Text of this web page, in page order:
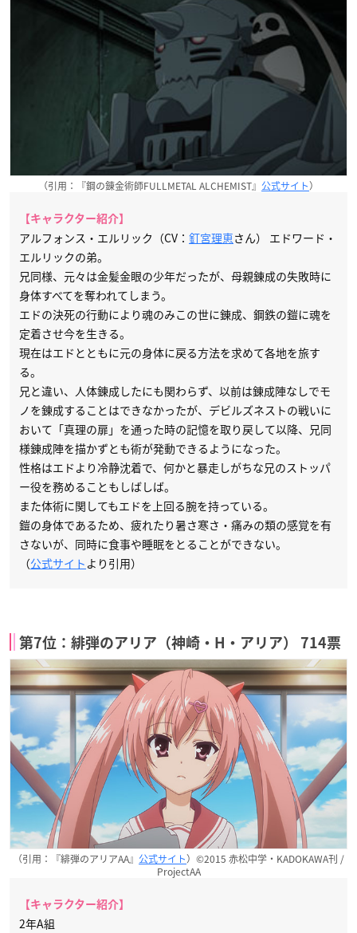
（引用：『鋼の錬金術師FULLMETAL ALCHEMIST』 公式サイト）
【キャラクター紹介】
アルフォンス・エルリック（CV： 釘宮理恵さん） エドワード・
エルリックの弟。
兄同様、元々は金髪金眼の少年だったが、母親錬成の失敗時に
身体すべてを奪われてしまう。
エドの決死の行動により魂のみこの世に錬成、鋼鉄の鎧に魂を
定着させ今を生きる。
現在はエドとともに元の身体に戻る方法を求めて各地を旅す
る。
兄と違い、人体錬成したにも関わらず、以前は錬成陣なしでモ
ノを錬成することはできなかったが、デビルズネストの戦いに
おいて「真理の扉」を通った時の記憶を取り戻して以降、兄同
様錬成陣を描かずとも術が発動できるようになった。
性格はエドより冷静沈着で、何かと暴走しがちな兄のストッパ
ー役を務めることもしばしば。
また体術に関してもエドを上回る腕を持っている。
鎧の身体であるため、疲れたり暑さ寒さ・痛みの類の感覚を有
さないが、同時に食事や睡眠をとることができない。
（公式サイト より引用）
第7位：緋弾のアリア（神崎・H・アリア） 714票
（引用：『緋弾のアリアAA』 公式サイト）©2015 赤松中学・KADOKAWA刊 /
ProjectAA
【キャラクター紹介】
2年A組